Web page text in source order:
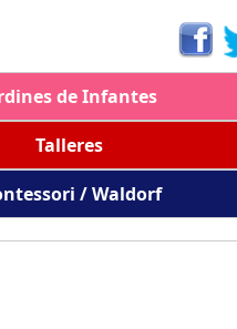
de Infantes
Talleres
/ Waldorf